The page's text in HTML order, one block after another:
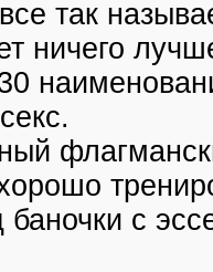
так
ничего
с